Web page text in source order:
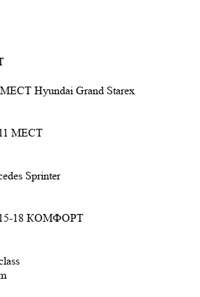
Hyundai Grand Starex
Sprinter